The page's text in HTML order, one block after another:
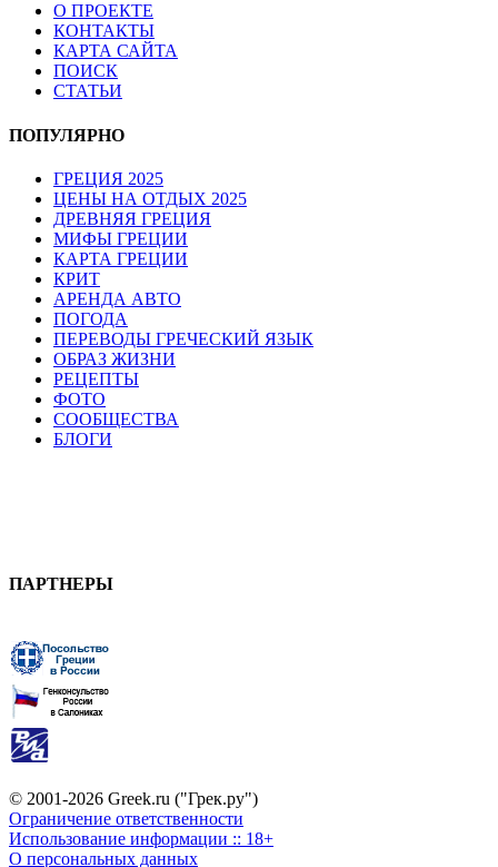
О ПРОЕКТЕ
КОНТАКТЫ
КАРТА САЙТА
ПОИСК
СТАТЬИ
ПОПУЛЯРНО
ГРЕЦИЯ 2025
ЦЕНЫ НА ОТДЫХ 2025
ДРЕВНЯЯ ГРЕЦИЯ
МИФЫ ГРЕЦИИ
КАРТА ГРЕЦИИ
КРИТ
АРЕНДА АВТО
ПОГОДА
ПЕРЕВОДЫ ГРЕЧЕСКИЙ ЯЗЫК
ОБРАЗ ЖИЗНИ
РЕЦЕПТЫ
ФОТО
СООБЩЕСТВА
БЛОГИ
ПАРТНЕРЫ
© 2001-2026 Greek.ru ("Грек.ру")
Ограничение ответственности
Использование информации :: 18+
О персональных данных